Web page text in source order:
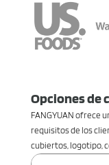
Opciones de
FANGYUAN ofrece
requisitos de los
cubiertos, logotipo,